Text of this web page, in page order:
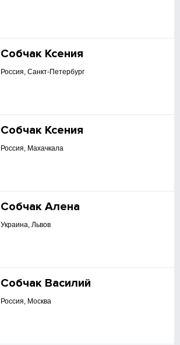
Собчак Ксения
Россия, Санкт-Петербург
Собчак Ксения
Россия, Махачкала
Собчак Алена
Украина, Львов
Собчак Василий
Россия, Москва